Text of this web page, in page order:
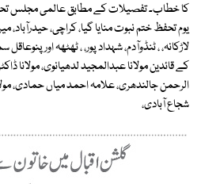
کا خطاب۔ تفصیلات کے مطابق عالمی مجلس
یوم تحفظ ختم نبوت منایا گیا، کراچی، حیدرآباد،
لاڑکانہ، ، ٹنڈوآدم، شہداد پور، ، ٹھٹھہ اور
کے قائدین مولانا عبدالمجید لدھیانوی، مولانا
الرحمن جالندھری، علامہ احمد میاں حمادی،
شجاع آبادی،